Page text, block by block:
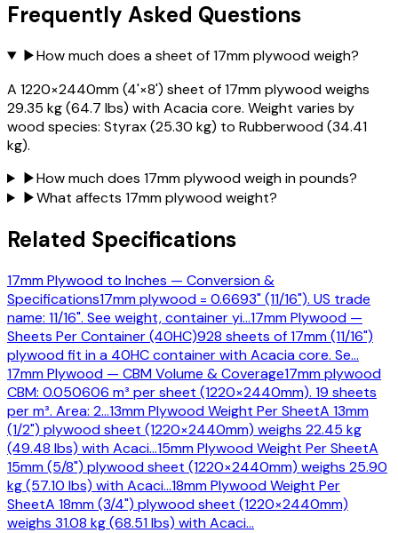
Frequently Asked Questions
▶How much does a sheet of 17mm plywood weigh?
A 1220×2440mm (4'×8') sheet of 17mm plywood weighs
29.35 kg (64.7 lbs) with Acacia core. Weight varies by
wood species: Styrax (25.30 kg) to Rubberwood (34.41
kg).
▶How much does 17mm plywood weigh in pounds?
▶What affects 17mm plywood weight?
Related Specifications
17mm Plywood to Inches — Conversion &
Specifications17mm plywood = 0.6693" (11/16"). US trade
name: 11/16". See weight, container yi…17mm Plywood —
Sheets Per Container (40HC)928 sheets of 17mm (11/16")
plywood fit in a 40HC container with Acacia core. Se…
17mm Plywood — CBM Volume & Coverage17mm plywood
CBM: 0.050606 m³ per sheet (1220×2440mm). 19 sheets
per m³. Area: 2…13mm Plywood Weight Per SheetA 13mm
(1/2") plywood sheet (1220×2440mm) weighs 22.45 kg
(49.48 lbs) with Acaci…15mm Plywood Weight Per SheetA
15mm (5/8") plywood sheet (1220×2440mm) weighs 25.90
kg (57.10 lbs) with Acaci…18mm Plywood Weight Per
SheetA 18mm (3/4") plywood sheet (1220×2440mm)
weighs 31.08 kg (68.51 lbs) with Acaci…